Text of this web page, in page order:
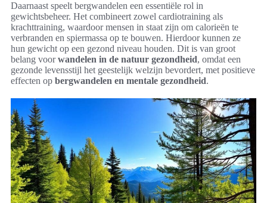
Daarnaast speelt bergwandelen een essentiële rol in
gewichtsbeheer. Het combineert zowel cardiotraining als
krachttraining, waardoor mensen in staat zijn om calorieën te
verbranden en spiermassa op te bouwen. Hierdoor kunnen ze
hun gewicht op een gezond niveau houden. Dit is van groot
belang voorwandelen in de natuur gezondheid, omdat een
gezonde levensstijl het geestelijk welzijn bevordert, met positieve
effecten op bergwandelen en mentale gezondheid.